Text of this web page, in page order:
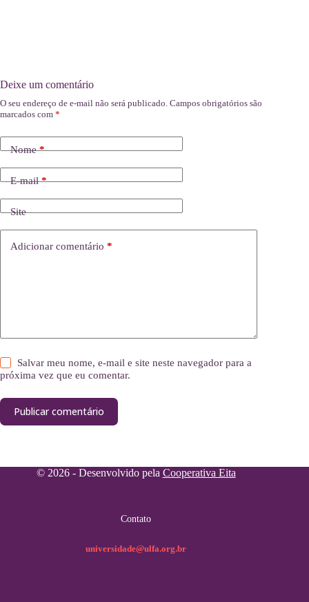
Deixe um comentário
O seu endereço de e-mail não será publicado. Campos obrigatórios são
marcados com *
Nome*
E-mail*
Site
Adicionar comentário *
Salvar meu nome, e-mail e site neste navegador para a
próxima vez que eu comentar.
Publicar comentário
© 2026 - Desenvolvido pela Cooperativa Eita
Contato
universidade@ulfa.org.br